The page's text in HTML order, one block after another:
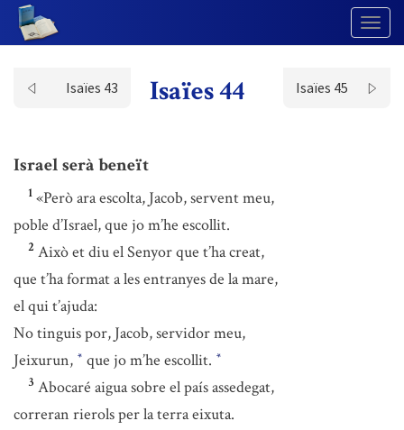
Isaïes 43 Isaïes 44 Isaïes 45
Israel serà beneït
1 «Però ara escolta, Jacob, servent meu,
poble d’Israel, que jo m’he escollit.
2 Això et diu el Senyor que t’ha creat,
que t’ha format a les entranyes de la mare,
el qui t’ajuda:
No tinguis por, Jacob, servidor meu,
Jeixurun, * que jo m’he escollit. *
3 Abocaré aigua sobre el país assedegat,
correran rierols per la terra eixuta.